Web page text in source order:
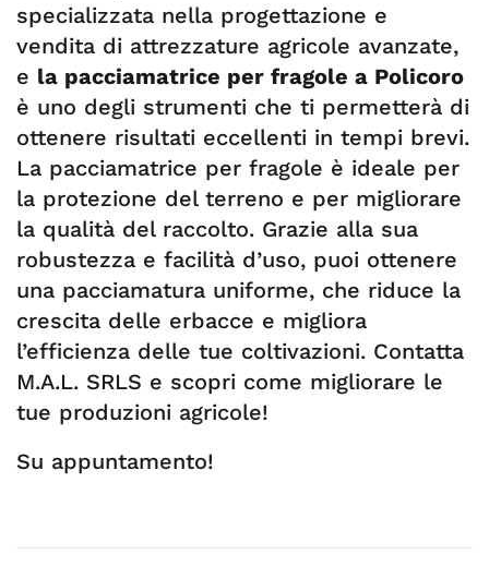
specializzata nella progettazione e
vendita di attrezzature agricole avanzate,
e la pacciamatrice per fragole a Policoro
è uno degli strumenti che ti permetterà di
ottenere risultati eccellenti in tempi brevi.
La pacciamatrice per fragole è ideale per
la protezione del terreno e per migliorare
la qualità del raccolto. Grazie alla sua
robustezza e facilità d’uso, puoi ottenere
una pacciamatura uniforme, che riduce la
crescita delle erbacce e migliora
l’efficienza delle tue coltivazioni. Contatta
M.A.L. SRLS e scopri come migliorare le
tue produzioni agricole!
Su appuntamento!